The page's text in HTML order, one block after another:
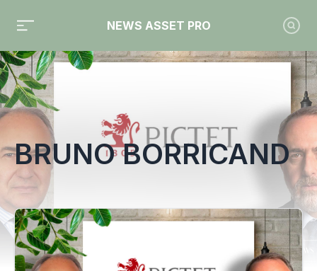
NEWS ASSET PRO
Toute l'actualité sur le tag "Bruno Borricand"
BRUNO BORRICAND